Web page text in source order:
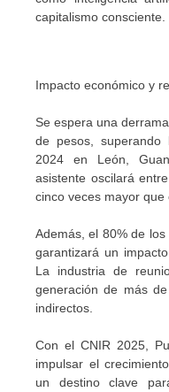
capitalismo consciente.
Impacto económico y
Se espera una
de pesos,
2024 en León,
asistente oscilará
cinco veces mayor que
Además, el 80% de
garantizará un
La industria de
generación de más
indirectos.
Con el CNIR 2025,
impulsar el
un destino clave